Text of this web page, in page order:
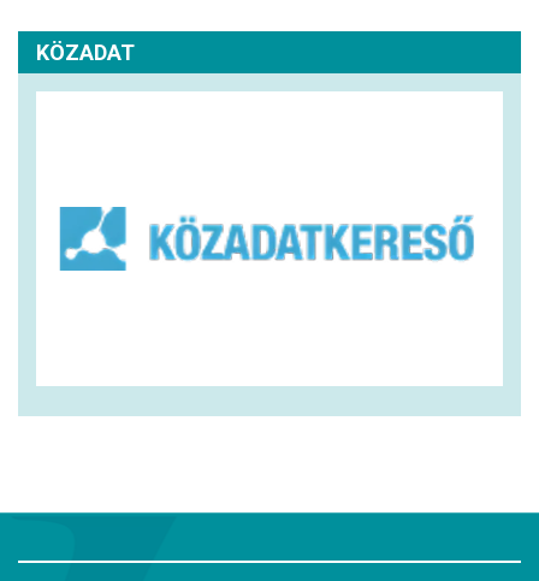
KÖZADAT